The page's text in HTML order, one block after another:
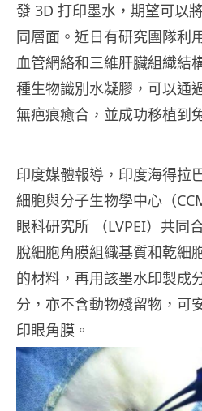
發 3D 打印墨水，期望可以
同層面。近日有研究團隊利
血管網絡和三維肝臟組織結
種生物識別水凝膠，可以通
無疤痕癒合，並成功移植到
印度媒體報導，印度海得拉
細胞與分子生物學中心（
眼科研究所 （LVPEI）共同
脫細胞角膜組織基質和乾細
的材料，再用該墨水印製成
分，亦不含動物殘留物，可
印眼角膜。